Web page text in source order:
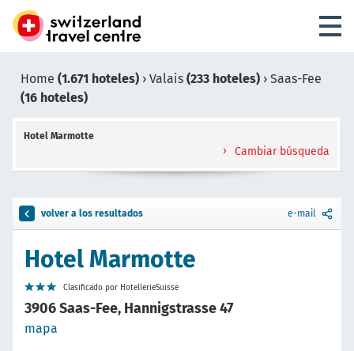
Home (1.671 hoteles) › Valais (233 hoteles) › Saas-Fee
(16 hoteles)
Hotel Marmotte
Cambiar búsqueda
volver a los resultados e-mail
Hotel Marmotte
Clasificado por HotellerieSuisse
3906 Saas-Fee, Hannigstrasse 47
mapa